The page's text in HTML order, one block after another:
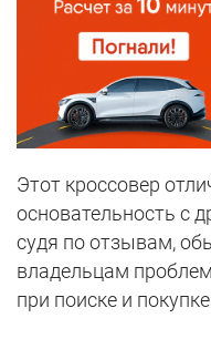
Этот кроссовер
основательность с
судя по отзывам,
владельцам
при поиске и